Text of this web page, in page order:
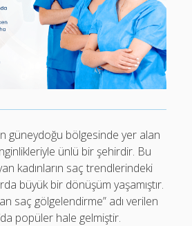
güneydoğu bölgesinde yer alan
ünlü bir şehirdir. Bu
kadınların saç trendlerindeki
büyük bir dönüşüm yaşamıştır.
saç gölgelendirme” adı verilen
popüler hale gelmiştir.